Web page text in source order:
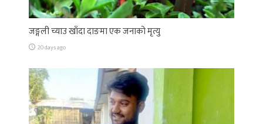
जङ्गली च्याउ खाँदा दाङमा एक जनाको मृत्यु
20 days ago